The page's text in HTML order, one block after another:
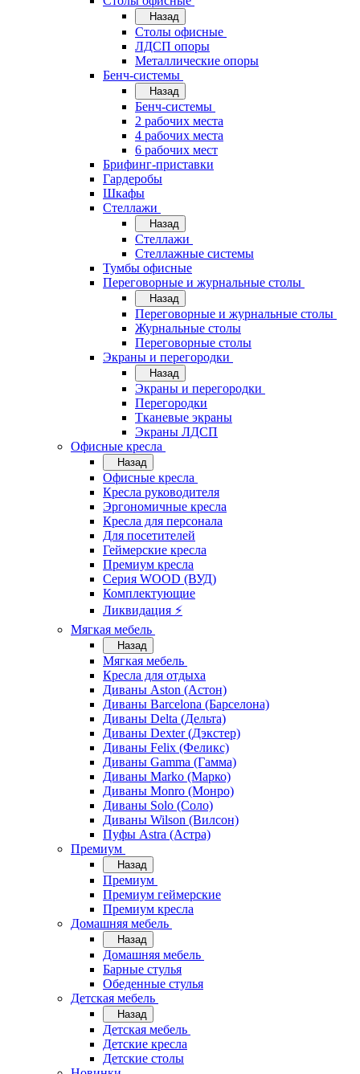
Назад
Cтолы офисные
ЛДСП опоры
Металлические опоры
Бенч-системы
Назад
Бенч-системы
2 рабочих места
4 рабочих места
6 рабочих мест
Брифинг-приставки
Гардеробы
Шкафы
Стеллажи
Назад
Стеллажи
Стеллажные системы
Тумбы офисные
Переговорные и журнальные столы
Назад
Переговорные и журнальные столы
Журнальные столы
Переговорные столы
Экраны и перегородки
Назад
Экраны и перегородки
Перегородки
Тканевые экраны
Экраны ЛДСП
Офисные кресла
Назад
Офисные кресла
Кресла руководителя
Эргономичные кресла
Кресла для персонала
Для посетителей
Геймерские кресла
Премиум кресла
Серия WOOD (ВУД)
Комплектующие
Ликвидация ⚡
Мягкая мебель
Назад
Мягкая мебель
Кресла для отдыха
Диваны Aston (Астон)
Диваны Barcelona (Барселона)
Диваны Delta (Дельта)
Диваны Dexter (Дэкстер)
Диваны Felix (Феликс)
Диваны Gamma (Гамма)
Диваны Marko (Марко)
Диваны Monro (Монро)
Диваны Solo (Соло)
Диваны Wilson (Вилсон)
Пуфы Astra (Астра)
Премиум
Назад
Премиум
Премиум геймерские
Премиум кресла
Домашняя мебель
Назад
Домашняя мебель
Барные стулья
Обеденные стулья
Детская мебель
Назад
Детская мебель
Детские кресла
Детские столы